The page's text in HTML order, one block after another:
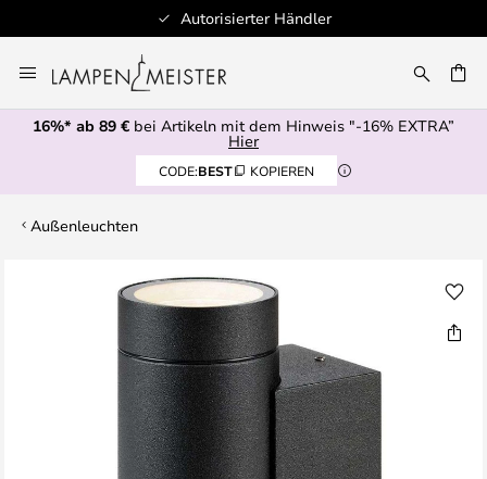
Autorisierter Händler
Inhalt
springen
16%* ab 89 € bei Artikeln mit dem Hinweis "-16% EXTRA”
Hier
CODE:BEST KOPIEREN
Außenleuchten